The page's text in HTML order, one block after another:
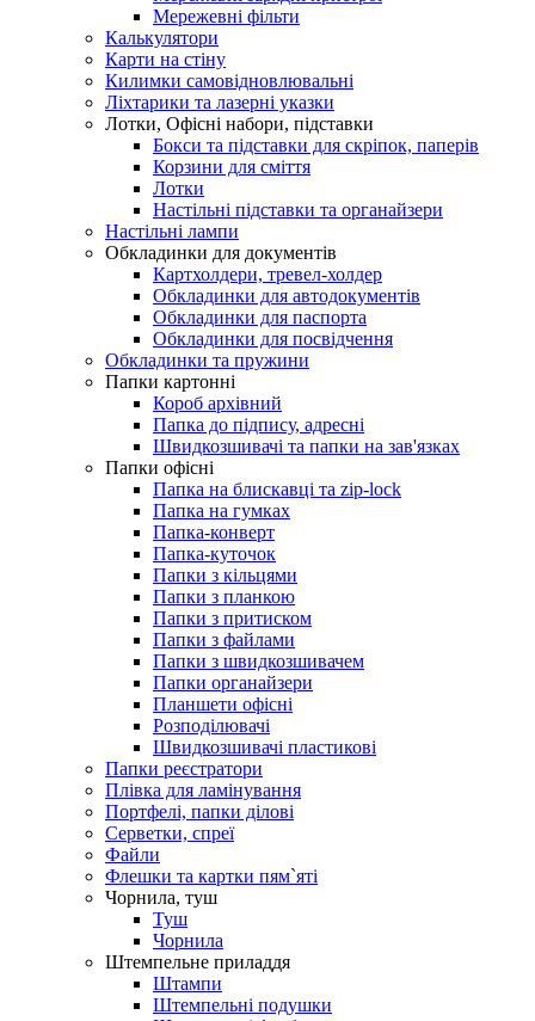
Мережевні фільти
Калькулятори
Карти на стіну
Килимки самовідновлювальні
Ліхтарики та лазерні указки
Лотки, Офісні набори, підставки
Бокси та підставки для скріпок, паперів
Корзини для сміття
Лотки
Настільні підставки та органайзери
Настільні лампи
Обкладинки для документів
Картхолдери, тревел-холдер
Обкладинки для автодокументів
Обкладинки для паспорта
Обкладинки для посвідчення
Обкладинки та пружини
Папки картонні
Короб архівний
Папка до підпису, адресні
Швидкозшивачі та папки на зав'язках
Папки офісні
Папка на блискавці та zip-lock
Папка на гумках
Папка-конверт
Папка-куточок
Папки з кільцями
Папки з планкою
Папки з притиском
Папки з файлами
Папки з швидкозшивачем
Папки органайзери
Планшети офісні
Розподілювачі
Швидкозшивачі пластикові
Папки реєстратори
Плівка для ламінування
Портфелі, папки ділові
Серветки, спреї
Файли
Флешки та картки пям`яті
Чорнила, туш
Туш
Чорнила
Штемпельне приладдя
Штампи
Штемпельні подушки